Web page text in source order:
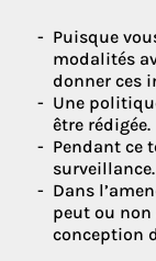
Puisque
modalités
donner ces
Une
être rédigée.
Pendant ce
surveillance.
Dans
peut ou non
conception